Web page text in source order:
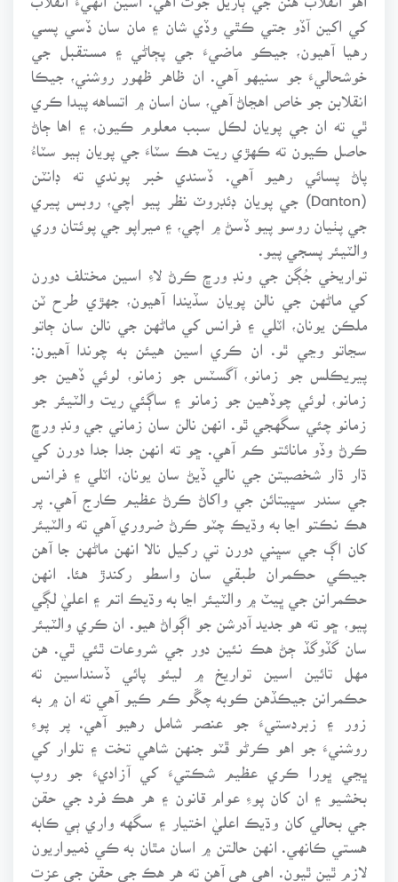
کي اکين آڏو جتي ڪٿي وڏي شان ۽ مان سان ڏسي پسي
رهيا آهيون، جيڪو ماضيءَ جي پڄاڻي ۽ مستقبل جي
خوشحاليءَ جو سنيهو آهي. ان ظاهر ظهور روشني، جيڪا
انقلابن جو خاص اهڃاڻ آهي، سان اسان ۾ اتساهه پيدا ڪري
ٿي ته ان جي پويان لڪل سبب معلوم ڪيون، ۽ اها ڄاڻ
حاصل ڪيون ته ڪهڙي ريت هڪ سٽاءَ جي پويان ٻيو سٽاءُ
پاڻ پسائي رهيو آهي. ڏسندي خبر پوندي ته ڊانٽن
(Danton) جي پويان ڊئڊروٽ نظر پيو اچي، روبس پيري
جي پٺيان روسو پيو ڏسڻ ۾ اچي، ۽ ميراپو جي پوئتان وري
والٽيئر پسجي پيو.
تواريخي جُڳن جي ونڊ ورڇ ڪرڻ لاءِ اسين مختلف دورن
کي ماڻهن جي نالن پويان سڏيندا آهيون، جهڙي طرح ٽن
ملڪن يونان، اٽلي ۽ فرانس کي ماڻهن جي نالن سان ڄاتو
سڃاتو وڃي ٿو. ان ڪري اسين هيئن به چوندا آهيون:
پيريڪلس جو زمانو، آگسٽس جو زمانو، لوئي ڏهين جو
زمانو، لوئي چوڏهين جو زمانو ۽ ساڳئي ريت والٽيئر جو
زمانو چئي سگهجي ٿو. انهن نالن سان زماني جي ونڊ ورڇ
ڪرڻ وڏو مانائتو ڪم آهي. ڇو ته انهن جدا جدا دورن کي
ڌار ڌار شخصيتن جي نالي ڏيڻ سان يونان، اٽلي ۽ فرانس
جي سندر سڀيتائن جي واکاڻ ڪرڻ عظيم ڪارج آهي. پر
هڪ نڪتو اڃا به وڌيڪ چٽو ڪرڻ ضروري آهي ته والٽيئر
کان اڳ جي سڀني دورن تي رکيل نالا انهن ماڻهن جا آهن
جيڪي حڪمران طبقي سان واسطو رکندڙ هئا. انهن
حڪمرانن جي ڀيٽ ۾ والٽيئر اڃا به وڌيڪ اتم ۽ اعليٰ لڳي
پيو، ڇو ته هو جديد آدرشن جو اڳواڻ هيو. ان ڪري والٽيئر
سان گڏوگڏ ڄڻ هڪ نئين دور جي شروعات ٿئي ٿي. هن
مهل تائين اسين تواريخ ۾ ليئو پائي ڏسنداسين ته
حڪمرانن جيڪڏهن ڪوبه چڱو ڪم ڪيو آهي ته ان ۾ به
زور ۽ زبردستيءَ جو عنصر شامل رهيو آهي. پر پوءِ
روشنيءَ جو اهو ڪرڻو ڦٽو جنهن شاهي تخت ۽ تلوار کي
ڀڃي ڀورا ڪري عظيم شڪتيءَ کي آزاديءَ جو روپ
بخشيو ۽ ان کان پوءِ عوام قانون ۽ هر هڪ فرد جي حقن
جي بحالي کان وڌيڪ اعليٰ اختيار ۽ سگهه واري ٻي ڪابه
هستي ڪانهي. انهن حالتن ۾ اسان مٿان به ڪي ذميواريون
لازم ٿين ٿيون. اهي هي آهن ته هر هڪ جي حقن جي عزت